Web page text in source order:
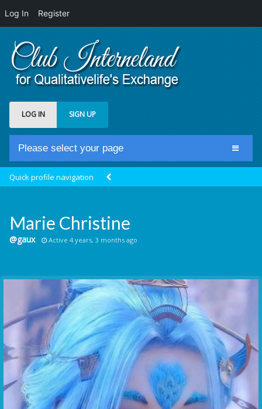
Log In Register
LOG IN SIGN UP
Please select your page
Groups
Communication Point
Cristal Temple
Meeting Point
The Yacht Club
Quick profile navigation
Marie Christine
@gaux Active 4 years, 3 months ago